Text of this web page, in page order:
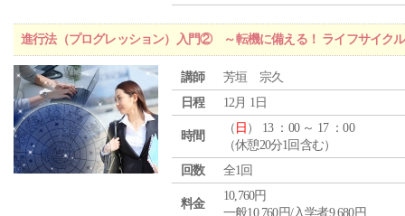
進行法（プログレッション）入門② ～転機に備える！ ライフサイク
講師
芳垣 宗久
日程
12月 1日
時間
（ 日 ） 13 ：00 ～ 17 ：00
（休憩20分1回含む）
回数
全1回
料金
10,760円
一般10,760円/入学者9,680円